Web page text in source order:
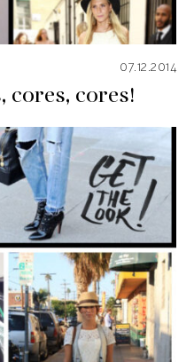
07.12.2014
cores, cores!